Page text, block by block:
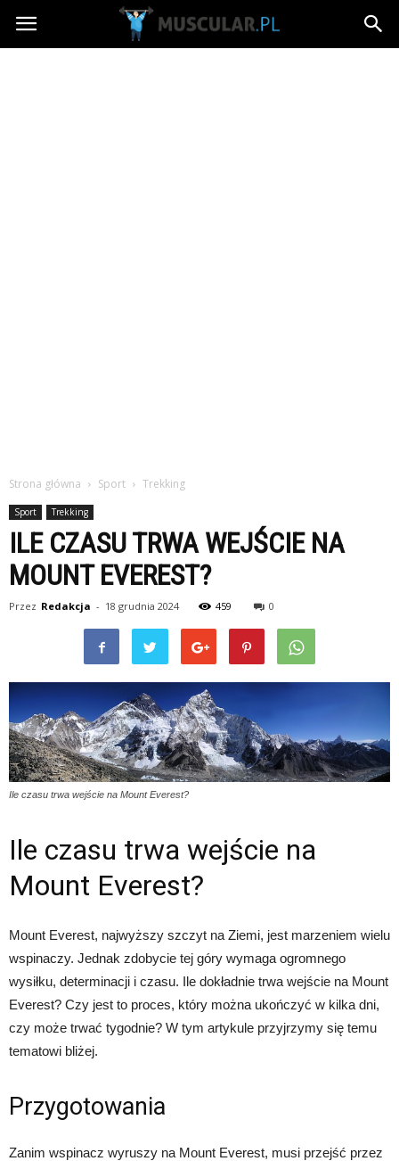
Muscular.pl
Strona główna Sport Trekking
Sport Trekking
ILE CZASU TRWA WEJŚCIE NA
MOUNT EVEREST?
Przez Redakcja - 18 grudnia 2024 459 0
Ile czasu trwa wejście na Mount Everest?
Ile czasu trwa wejście na
Mount Everest?
Mount Everest, najwyższy szczyt na Ziemi, jest marzeniem wielu
wspinaczy. Jednak zdobycie tej góry wymaga ogromnego
wysiłku, determinacji i czasu. Ile dokładnie trwa wejście na Mount
Everest? Czy jest to proces, który można ukończyć w kilka dni,
czy może trwać tygodnie? W tym artykule przyjrzymy się temu
tematowi bliżej.
Przygotowania
Zanim wspinacz wyruszy na Mount Everest, musi przejść przez